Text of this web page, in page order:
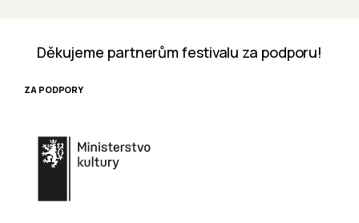
Děkujeme partnerům festivalu za podporu!
ZA PODPORY